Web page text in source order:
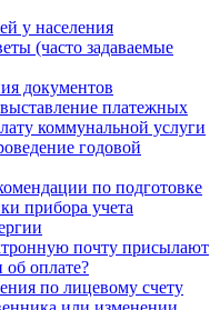
у населения
(часто задаваемые
документов
платежных
коммунальной услуги
годовой
по подготовке
прибора учета
почту присылают
об оплате?
по лицевому счету